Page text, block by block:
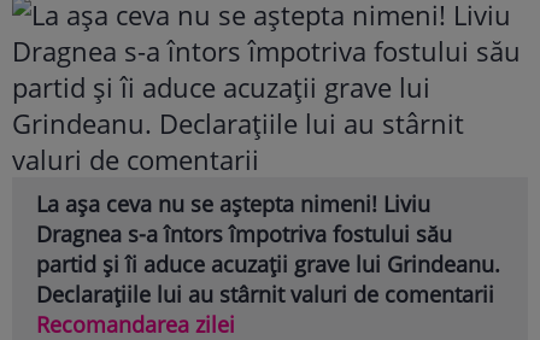
La așa ceva nu se aștepta nimeni! Liviu
Dragnea s-a întors împotriva fostului său
partid și îi aduce acuzații grave lui Grindeanu.
Declarațiile lui au stârnit valuri de comentarii
Recomandarea zilei